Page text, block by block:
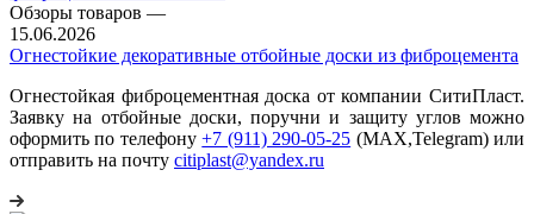
Обзоры товаров —
15.06.2026
Огнестойкие декоративные отбойные доски из фиброцемента
Огнестойкая фиброцементная доска от компании СитиПласт.
Заявку на отбойные доски, поручни и защиту углов можно
оформить по телефону+7 (911) 290-05-25 (МАХ,Telegram) или
отправить на почту citiplast@yandex.ru